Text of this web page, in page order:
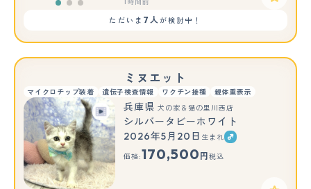
1時間前
ただいま 7人が検討中！
ミヌエット
マイクロチップ装着 遺伝子検査情報 ワクチン接種 親体重表示
兵庫県 犬の家＆猫の里川西店
シルバータビーホワイト
2026年5月20日 生まれ
価格:170,500 円 税込